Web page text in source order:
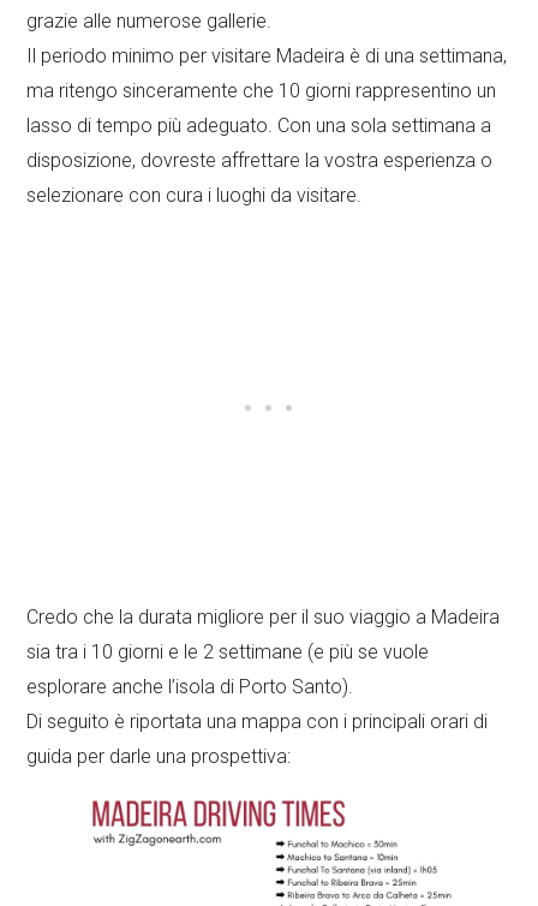
grazie alle numerose gallerie.
Il periodo minimo per visitare Madeira è di una settimana,
ma ritengo sinceramente che 10 giorni rappresentino un
lasso di tempo più adeguato. Con una sola settimana a
disposizione, dovreste affrettare la vostra esperienza o
selezionare con cura i luoghi da visitare.
Credo che la durata migliore per il suo viaggio a Madeira
sia tra i 10 giorni e le 2 settimane (e più se vuole
esplorare anche l’isola di Porto Santo).
Di seguito è riportata una mappa con i principali orari di
guida per darle una prospettiva: